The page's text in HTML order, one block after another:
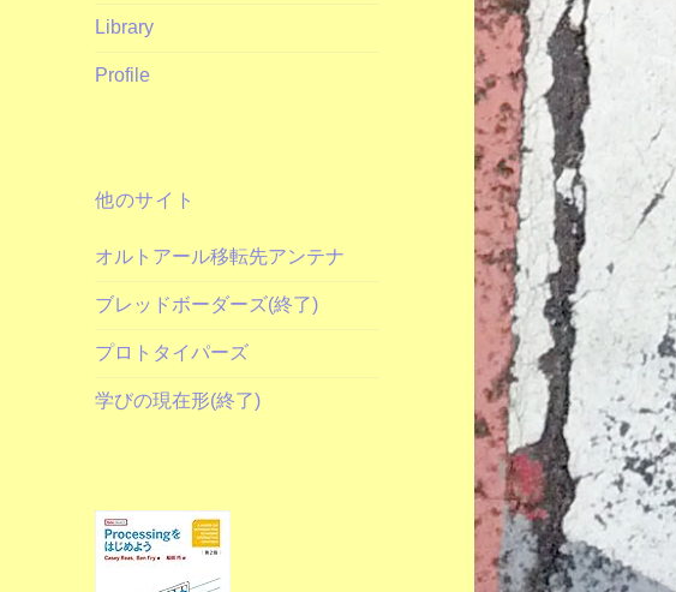
Library
Profile
他のサイト
オルトアール移転先アンテナ
ブレッドボーダーズ(終了)
プロトタイパーズ
学びの現在形(終了)